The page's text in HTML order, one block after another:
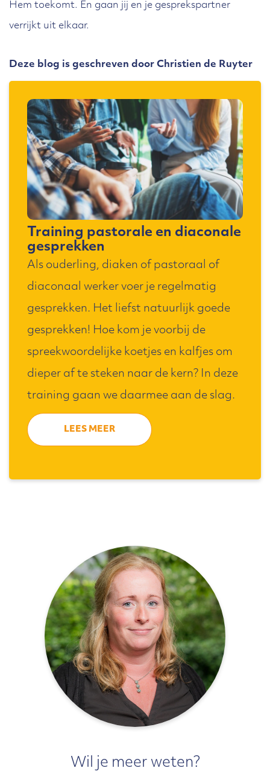
Hem toekomt. En gaan jij en je gesprekspartner
verrijkt uit elkaar.
Deze blog is geschreven door Christien de Ruyter
Training pastorale en diaconale
gesprekken
Als ouderling, diaken of pastoraal of
diaconaal werker voer je regelmatig
gesprekken. Het liefst natuurlijk goede
gesprekken! Hoe kom je voorbij de
spreekwoordelijke koetjes en kalfjes om
dieper af te steken naar de kern? In deze
training gaan we daarmee aan de slag.
LEES MEER
Wil je meer weten?